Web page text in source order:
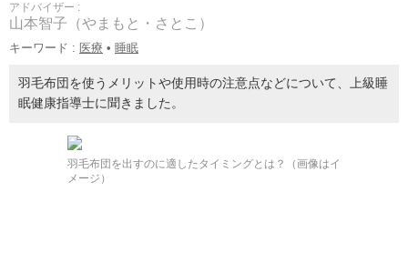
アドバイザー :
山本智子（やまもと・さとこ）
キーワード : 医療 • 睡眠
羽毛布団を使うメリットや使用時の注意点などについて、上級睡
眠健康指導士に聞きました。
羽毛布団を出すのに適したタイミングとは？（画像はイ
メージ）